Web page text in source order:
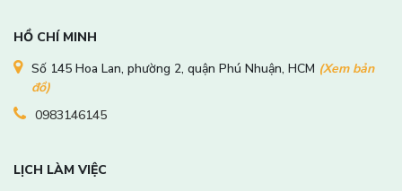
HỒ CHÍ MINH
Số 145 Hoa Lan, phường 2, quận Phú Nhuận, HCM (Xem bản
đồ)
0983146145
LỊCH LÀM VIỆC